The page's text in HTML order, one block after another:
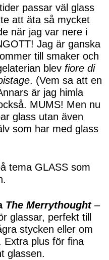
passar väl glass
att äta så mycket
när jag var nere i
Jag är ganska
till smaker och
blev fiore di
. (Vem sa att en
är jag himla
MUMS! Men nu
glass utan även
som har med glass
tema GLASS som
The Merrythought–
glassar, perfekt till
stycken eller om
Extra plus för fina
glassen.